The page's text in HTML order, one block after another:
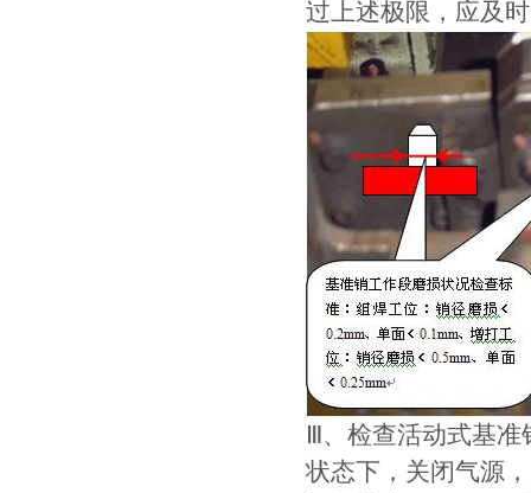
过上述极限，应及
Ⅲ、检查活动式基准
状态下，关闭气源